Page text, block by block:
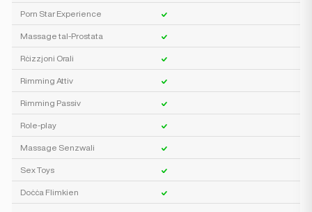
Porn Star Experience
Massage tal-Prostata
Rċizzjoni Orali
Rimming Attiv
Rimming Passiv
Role-play
Massage Senzwali
Sex Toys
Doċċa Flimkien